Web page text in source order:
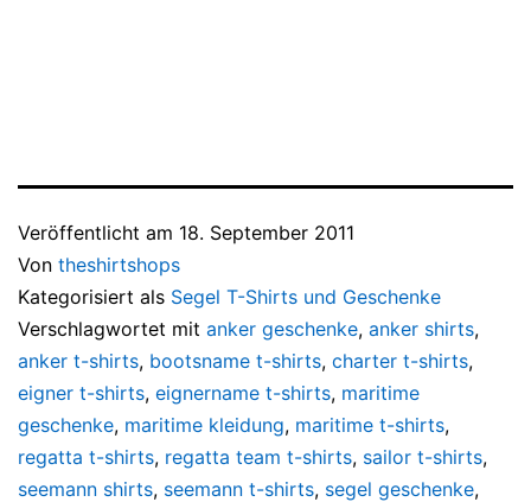
Veröffentlicht am 18. September 2011
Von theshirtshops
Kategorisiert als Segel T-Shirts und Geschenke
Verschlagwortet mit anker geschenke, anker shirts,
anker t-shirts, bootsname t-shirts, charter t-shirts,
eigner t-shirts, eignername t-shirts, maritime
geschenke, maritime kleidung, maritime t-shirts,
regatta t-shirts, regatta team t-shirts, sailor t-shirts,
seemann shirts, seemann t-shirts, segel geschenke,